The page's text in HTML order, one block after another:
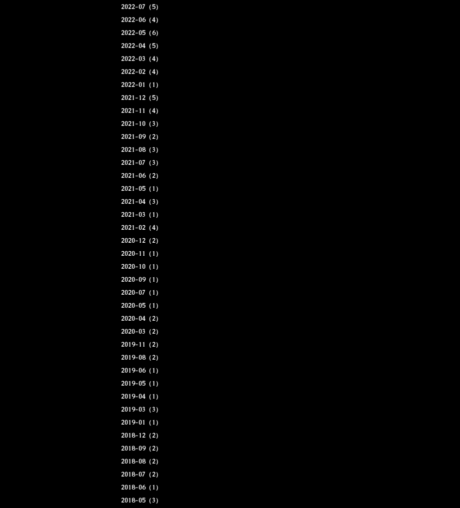
2022-07（5）
2022-06（4）
2022-05（6）
2022-04（5）
2022-03（4）
2022-02（4）
2022-01（1）
2021-12（5）
2021-11（4）
2021-10（3）
2021-09（2）
2021-08（3）
2021-07（3）
2021-06（2）
2021-05（1）
2021-04（3）
2021-03（1）
2021-02（4）
2020-12（2）
2020-11（1）
2020-10（1）
2020-09（1）
2020-07（1）
2020-05（1）
2020-04（2）
2020-03（2）
2019-11（2）
2019-08（2）
2019-06（1）
2019-05（1）
2019-04（1）
2019-03（3）
2019-01（1）
2018-12（2）
2018-09（2）
2018-08（2）
2018-07（2）
2018-06（1）
2018-05（3）